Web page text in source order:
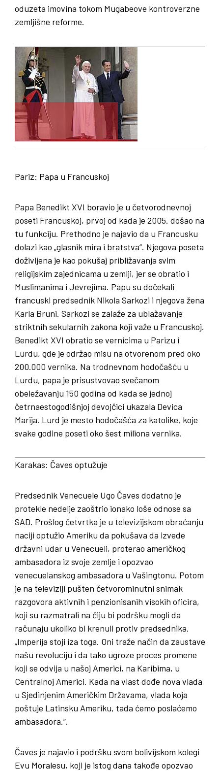
oduzeta imovina tokom Mugabeove kontroverzne
zemljišne reforme.
Pariz: Papa u Francuskoj
Papa Benedikt XVI boravio je u četvorodnevnoj
poseti Francuskoj, prvoj od kada je 2005. došao na
tu funkciju. Prethodno je najavio da u Francusku
dolazi kao „glasnik mira i bratstva“. Njegova poseta
doživljena je kao pokušaj približavanja svim
religijskim zajednicama u zemlji, jer se obratio i
Muslimanima i Jevrejima. Papu su dočekali
francuski predsednik Nikola Sarkozi i njegova žena
Karla Bruni. Sarkozi se zalaže za ublažavanje
striktnih sekularnih zakona koji važe u Francuskoj.
Benedikt XVI obratio se vernicima u Parizu i
Lurdu, gde je održao misu na otvorenom pred oko
200.000 vernika. Na trodnevnom hodočašću u
Lurdu, papa je prisustvovao svečanom
obeležavanju 150 godina od kada se jednoj
četrnaestogodišnjoj devojčici ukazala Devica
Marija. Lurd je mesto hodočašća za katolike, koje
svake godine poseti oko šest miliona vernika.
Karakas: Čaves optužuje
Predsednik Venecuele Ugo Čaves dodatno je
protekle nedelje zaoštrio ionako loše odnose sa
SAD. Prošlog četvrtka je u televizijskom obraćanju
naciji optužio Ameriku da pokušava da izvede
državni udar u Venecueli, proterao američkog
ambasadora iz svoje zemlje i opozvao
venecuelanskog ambasadora u Vašingtonu. Potom
je na televiziji pušten četvorominutni snimak
razgovora aktivnih i penzionisanih visokih oficira,
koji su razmatrali na čiju bi podršku mogli da
računaju ukoliko bi krenuli protiv predsednika.
„Imperija stoji iza toga. Oni traže način da zaustave
našu revoluciju i da tako ugroze proces promene
koji se odvija u našoj Americi, na Karibima, u
Centralnoj Americi. Kada na vlast dođe nova vlada
u Sjedinjenim Američkim Državama, vlada koja
poštuje Latinsku Ameriku, tada ćemo poslaćemo
ambasadora.“.
Čaves je najavio i podršku svom bolivijskom kolegi
Evu Moralesu, koji je istog dana takođe opozvao